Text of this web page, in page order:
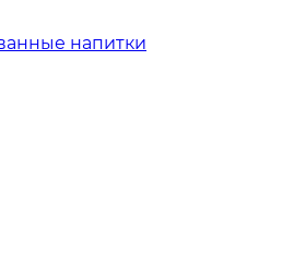
напитки